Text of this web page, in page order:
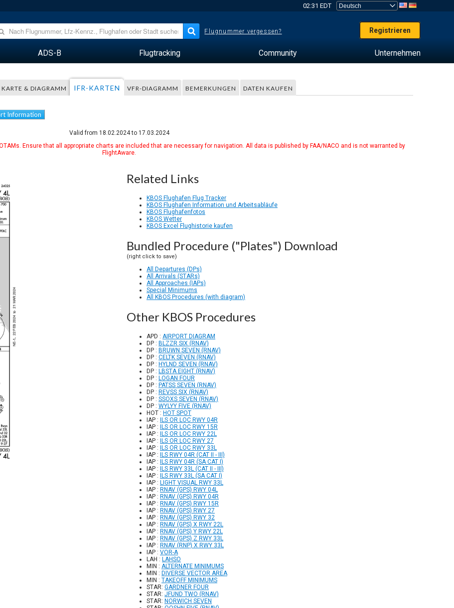
02:31 EDT
Flugnummer vergessen? Registrieren
ADS-B Flugtracking Community Unternehmen
KARTE & DIAGRAMM IFR-KARTEN VFR-DIAGRAMM BEMERKUNGEN DATEN KAUFEN
Information
Valid from 18.02.2024 to 17.03.2024
Ensure that all appropriate charts are included that are necessary for navigation. All data is published by FAA/NACO and is not warranted by
FlightAware.
Related Links
KBOS Flughafen Flug Tracker
KBOS Flughafen Information und Arbeitsabläufe
KBOS Flughafenfotos
KBOS Wetter
KBOS Excel Flughistorie kaufen
Bundled Procedure ("Plates") Download
(right click to save)
All Departures (DPs)
All Arrivals (STARs)
All Approaches (IAPs)
Special Minimums
All KBOS Procedures (with diagram)
Other KBOS Procedures
APD : AIRPORT DIAGRAM
DP : BLZZR SIX (RNAV)
DP : BRUWN SEVEN (RNAV)
DP : CELTK SEVEN (RNAV)
DP : HYLND SEVEN (RNAV)
DP : LBSTA EIGHT (RNAV)
DP : LOGAN FOUR
DP : PATSS SEVEN (RNAV)
DP : REVSS SIX (RNAV)
DP : SSOXS SEVEN (RNAV)
DP : WYLYY FIVE (RNAV)
HOT : HOT SPOT
IAP :
ILS OR LOC RWY 04R
IAP :
ILS OR LOC RWY 15R
IAP :
ILS OR LOC RWY 22L
IAP :
ILS OR LOC RWY 27
IAP :
ILS OR LOC RWY 33L
IAP :
ILS RWY 04R (CAT II - III)
IAP :
ILS RWY 04R (SA CAT I)
IAP :
ILS RWY 33L (CAT II - III)
IAP :
ILS RWY 33L (SA CAT I)
IAP : LIGHT VISUAL RWY 33L
IAP : RNAV (GPS) RWY 04L
IAP : RNAV (GPS) RWY 04R
IAP : RNAV (GPS) RWY 15R
IAP : RNAV (GPS) RWY 27
IAP : RNAV (GPS) RWY 32
IAP : RNAV (GPS) X RWY 22L
IAP : RNAV (GPS) Y RWY 22L
IAP : RNAV (GPS) Z RWY 33L
IAP : RNAV (RNP) X RWY 33L
IAP : VOR-A
LAH : LAHSO
MIN : ALTERNATE MINIMUMS
MIN : DIVERSE VECTOR AREA
MIN : TAKEOFF MINIMUMS
STAR: GARDNER FOUR
STAR: JFUND TWO (RNAV)
STAR: NORWICH SEVEN